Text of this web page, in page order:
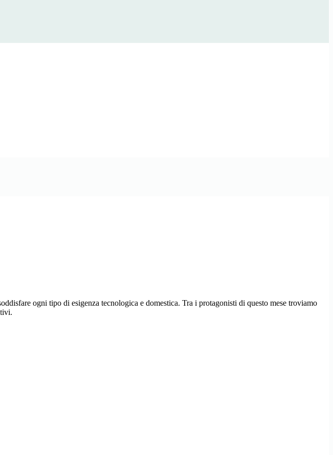
ogni tipo di esigenza tecnologica e domestica. Tra i protagonisti di questo mese troviamo